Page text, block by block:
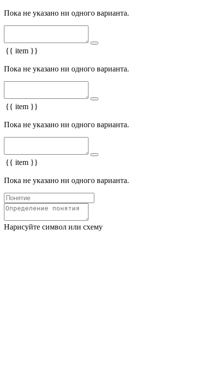
Пока не указано ни одного варианта.
{{ item }}
Пока не указано ни одного варианта.
{{ item }}
Пока не указано ни одного варианта.
{{ item }}
Пока не указано ни одного варианта.
Нарисуйте символ или схему